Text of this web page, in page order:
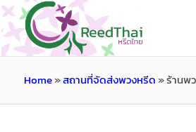
Home»สถานที่จัดส่งพวงหรีด»ร้านพ